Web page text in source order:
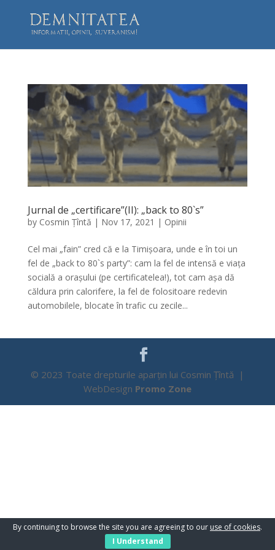
Jurnal de „certificare”(II): „back to 80`s”
by Cosmin Țîntă | Nov 17, 2021 | Opinii
Cel mai „fain” cred că e la Timișoara, unde e în toi un
fel de „back to 80`s party”: cam la fel de intensă e viața
socială a orașului (pe certificatelea!), tot cam așa dă
căldura prin calorifere, la fel de folositoare redevin
automobilele, blocate în trafic cu zecile...
© 2023 Toate drepturile aparțin lui Cosmin Țîntă |
WebDesign Promo Zone
By continuing to browse the site you are agreeing to our use of cookies.
I Understand